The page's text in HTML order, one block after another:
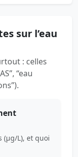
sur l’eau
: celles
“eau
(µg/L), et quoi